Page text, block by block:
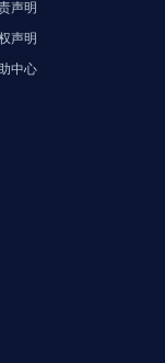
声明
声明
中心